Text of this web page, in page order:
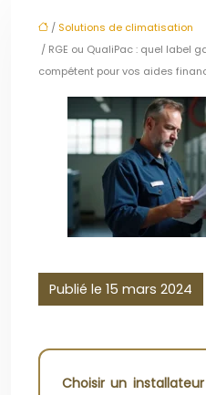
/ Solutions de climatisation
/ RGE ou QualiPac : quel label
compétent pour vos aides
Publié le 15 mars 2024
Choisir un